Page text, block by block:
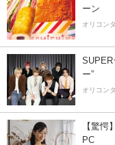
ーン
オリコン
ー”
オリコン
【驚
PC